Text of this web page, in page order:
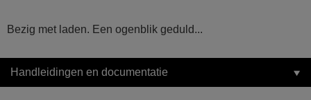
Bezig met laden. Een ogenblik geduld...
Handleidingen en documentatie